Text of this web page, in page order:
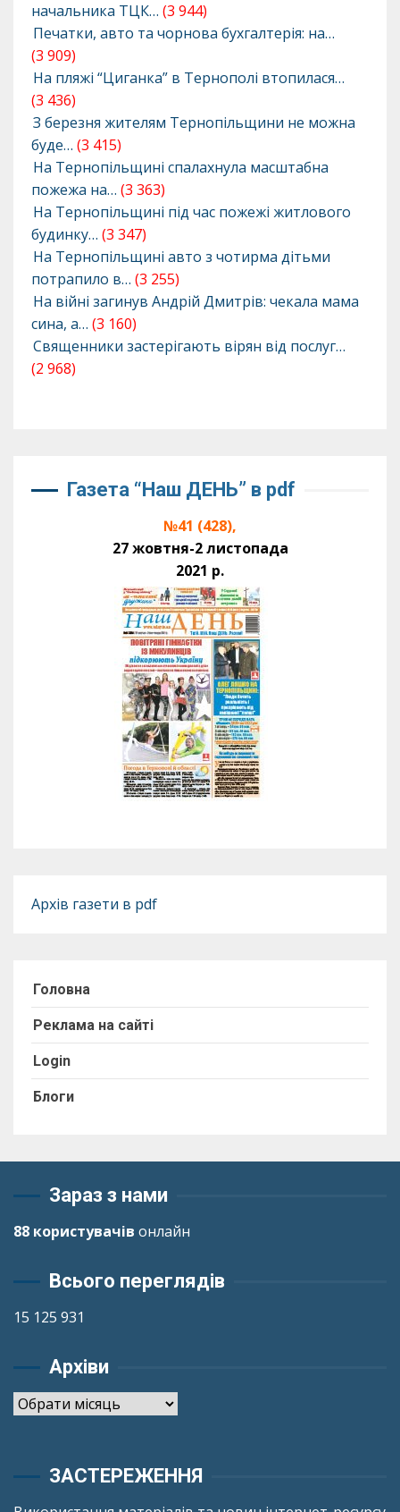
начальника ТЦК… (3 944)
Печатки, авто та чорнова бухгалтерія: на…
(3 909)
На пляжі “Циганка” в Тернополі втопилася…
(3 436)
З березня жителям Тернопільщини не можна
буде… (3 415)
На Тернопільщині спалахнула масштабна
пожежа на… (3 363)
На Тернопільщині під час пожежі житлового
будинку… (3 347)
На Тернопільщині авто з чотирма дітьми
потрапило в… (3 255)
На війні загинув Андрій Дмитрів: чекала мама
сина, а… (3 160)
Священники застерігають вірян від послуг…
(2 968)
Газета “Наш ДЕНЬ” в pdf
№41 (428),
27 жовтня-2 листопада
2021 р.
Архів газети в pdf
Головна
Реклама на сайті
Login
Блоги
Зараз з нами
88 користувачів онлайн
Всього переглядів
15 125 931
Архіви
Архіви
ЗАСТЕРЕЖЕННЯ